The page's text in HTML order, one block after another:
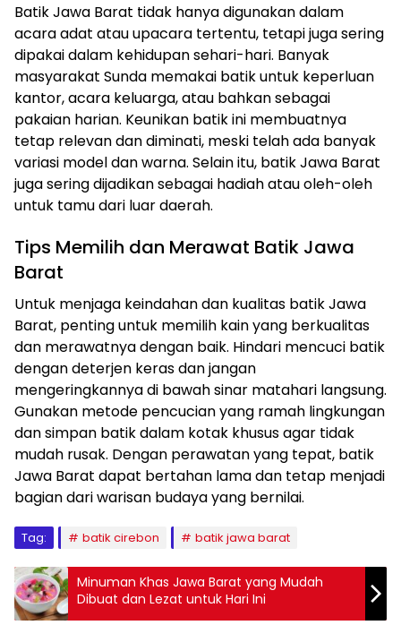
Batik Jawa Barat tidak hanya digunakan dalam
acara adat atau upacara tertentu, tetapi juga sering
dipakai dalam kehidupan sehari-hari. Banyak
masyarakat Sunda memakai batik untuk keperluan
kantor, acara keluarga, atau bahkan sebagai
pakaian harian. Keunikan batik ini membuatnya
tetap relevan dan diminati, meski telah ada banyak
variasi model dan warna. Selain itu, batik Jawa Barat
juga sering dijadikan sebagai hadiah atau oleh-oleh
untuk tamu dari luar daerah.
Tips Memilih dan Merawat Batik Jawa
Barat
Untuk menjaga keindahan dan kualitas batik Jawa
Barat, penting untuk memilih kain yang berkualitas
dan merawatnya dengan baik. Hindari mencuci batik
dengan deterjen keras dan jangan
mengeringkannya di bawah sinar matahari langsung.
Gunakan metode pencucian yang ramah lingkungan
dan simpan batik dalam kotak khusus agar tidak
mudah rusak. Dengan perawatan yang tepat, batik
Jawa Barat dapat bertahan lama dan tetap menjadi
bagian dari warisan budaya yang bernilai.
Tag: batik cirebon batik jawa barat
Minuman Khas Jawa Barat yang Mudah
Dibuat dan Lezat untuk Hari Ini